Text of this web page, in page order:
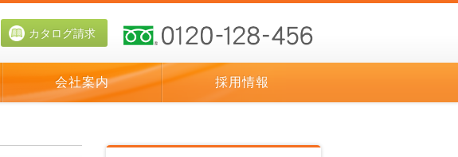
カタログ請求
会社案内 採用情報